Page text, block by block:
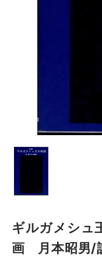
ギルガメシ
画 月本昭男/